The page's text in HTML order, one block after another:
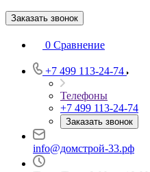
Заказать звонок
0 Сравнение
+7 499 113-24-74
Телефоны
+7 499 113-24-74
Заказать звонок
info@домстрой-33.рф